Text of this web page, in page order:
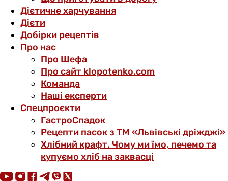
Дієтичне харчування
Дієти
Добірки рецептів
Про нас
Про Шефа
Про сайт klopotenko.com
Команда
Наші експерти
Спецпроєкти
ГастроСпадок
Рецепти пасок з ТМ «Львівські дріжджі»
Хлібний крафт. Чому ми їмо, печемо та
купуємо хліб на заквасці